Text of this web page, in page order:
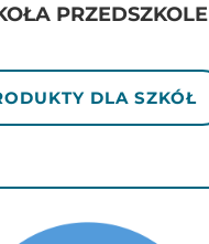
PRZEDSZKOLE
DLA SZKÓŁ